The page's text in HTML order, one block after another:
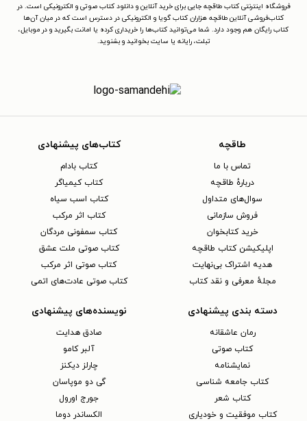
فروشگاه اینترنتی کتاب طاقچه جایی برای خرید آنلاین و دانلود کتاب صوتی و الکترونیکی است. در
کتاب‌فروشی آنلاین طاقچه هزاران کتاب گویا و الکترونیکی در دسترس است که در میان آن‌ها
کتاب رایگان هم وجود دارد. شما می‌توانید کتاب‌ها را خریداری کرده یا امانت بگیرید و در موبایل،
تبلت، رایانه یا سایت بخوانید و بشنوید.
طاقچه
تماس با ما
دربارهٔ طاقچه
سوال‌های متداول
فروش سازمانی
خرید کتابخوان
اپلیکیشن کتاب طاقچه
هدیه اشتراک بی‌نهایت
مجلهٔ معرفی و نقد کتاب
کتاب‌های پیشنهادی
کتاب بادام
کتاب کیمیاگر
کتاب اسب سیاه
کتاب اثر مرکب
کتاب سمفونی مردگان
کتاب صوتی ملت عشق
کتاب صوتی اثر مرکب
کتاب صوتی عادت‌های اتمی
دسته بندی پیشنهادی
رمان عاشقانه
کتاب‌ صوتی
نمایشنامه
کتاب جامعه شناسی
کتاب شعر
کتاب موفقیت و خودیاری
نویسنده‌های پیشنهادی
صادق هدایت
آلبر کامو
چارلز دیکنز
گی دو موپاسان
جورج اورول
الکساندر دوما